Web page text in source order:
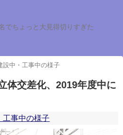
でちょっと大見得切りすぎた
設中・工事中の様子
体交差化、2019年度中に
工事中の様子